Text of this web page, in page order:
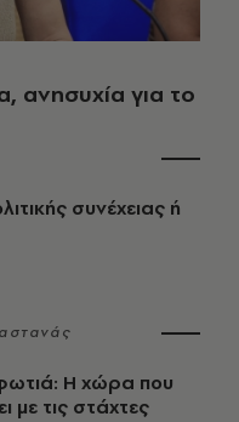
ανησυχία για το
συνέχειας ή
Η χώρα που
με τις στάχτες